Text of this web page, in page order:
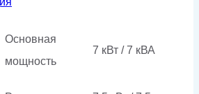
Основная
мощность
7 кВт / 7 кВА